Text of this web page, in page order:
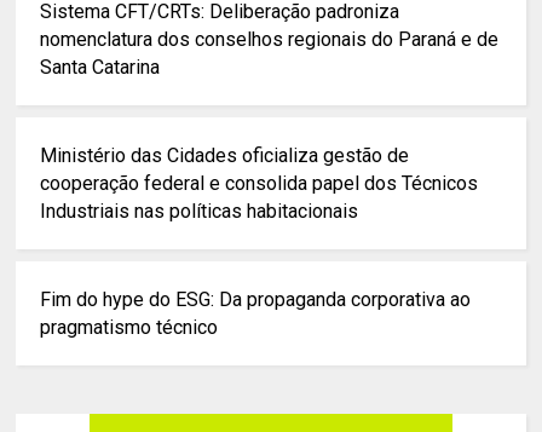
Sistema CFT/CRTs: Deliberação padroniza
nomenclatura dos conselhos regionais do Paraná e de
Santa Catarina
Ministério das Cidades oficializa gestão de
cooperação federal e consolida papel dos Técnicos
Industriais nas políticas habitacionais
Fim do hype do ESG: Da propaganda corporativa ao
pragmatismo técnico